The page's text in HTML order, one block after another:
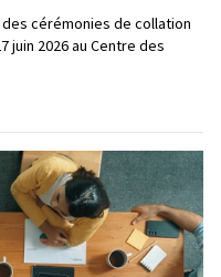
cérémonies de collation
juin 2026 au Centre des